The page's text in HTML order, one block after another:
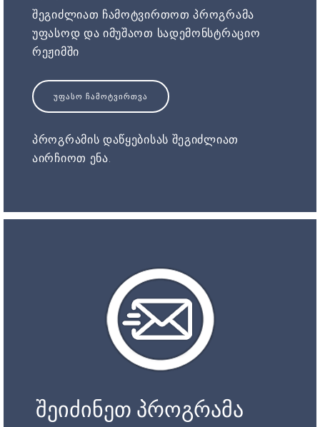
შეგიძლიათ ჩამოტვირთოთ პროგრამა
უფასოდ და იმუშაოთ სადემონსტრაციო
რეჟიმში
ᲣᲤᲐᲡᲝ ᲩᲐᲛᲝᲢᲕᲘᲠᲗᲕᲐ
პროგრამის დაწყებისას შეგიძლიათ
აირჩიოთ ენა.
შეიძინეთ პროგრამა